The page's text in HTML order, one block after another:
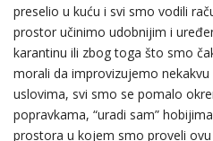
preselio u kuću i svi smo vodili
prostor učinimo udobnijim i
karantinu ili zbog toga što smo
morali da improvizujemo nekakvu
uslovima, svi smo se pomalo
popravkama, “uradi sam”
prostora u kojem smo proveli ovu